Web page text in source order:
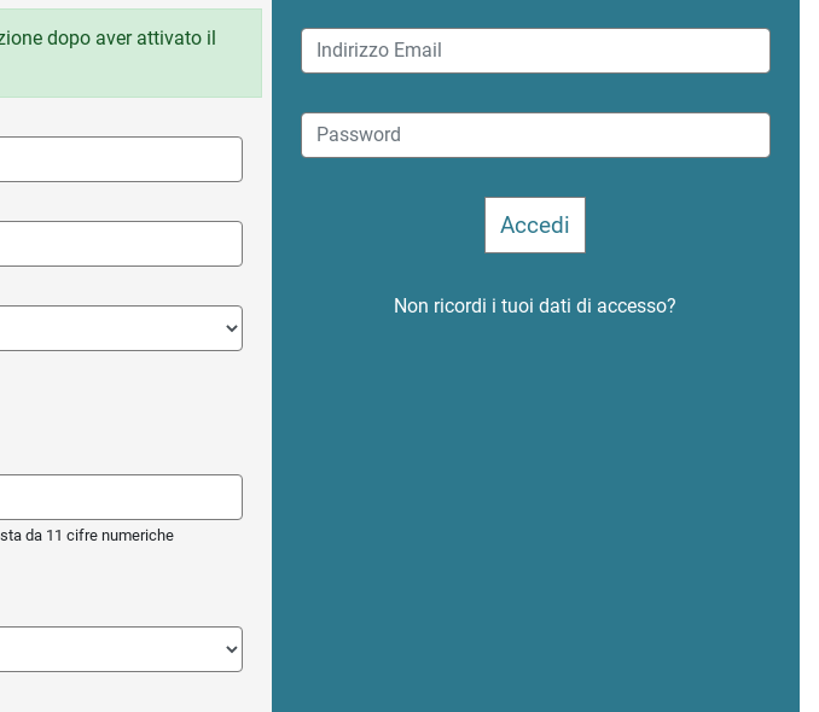
dopo aver attivato il
da 11 cifre numeriche
Non ricordi i tuoi dati di accesso?